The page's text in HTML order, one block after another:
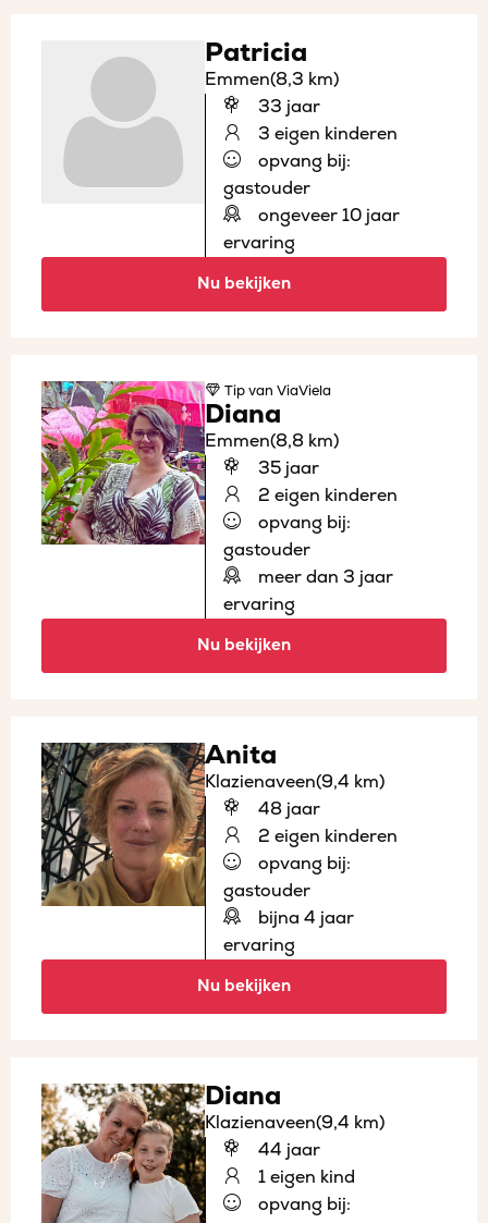
Patricia
Emmen(8,3 km)
33 jaar
3 eigen kinderen
opvang bij:
gastouder
ongeveer 10 jaar
ervaring
Nu bekijken
Tipvan ViaViela
Diana
Emmen(8,8 km)
35 jaar
2 eigen kinderen
opvang bij:
gastouder
meer dan 3 jaar
ervaring
Nu bekijken
Anita
Klazienaveen(9,4 km)
48 jaar
2 eigen kinderen
opvang bij:
gastouder
bijna 4 jaar
ervaring
Nu bekijken
Diana
Klazienaveen(9,4 km)
44 jaar
1 eigen kind
opvang bij: